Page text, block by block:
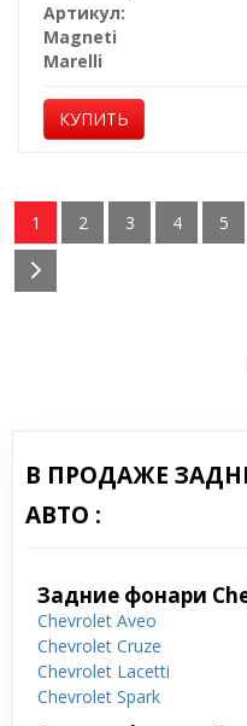
Артикул:
Magneti
Marelli
КУПИТЬ
1 2 3 4 5
В ПРОДАЖЕ
АВТО :
Задние фонари
Chevrolet Aveo
Chevrolet Cruze
Chevrolet Lacetti
Chevrolet Spark